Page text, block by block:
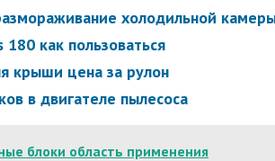
холодильной
как пользоваться
крыши цена за рулон
в двигателе пылесоса
блоки область применения